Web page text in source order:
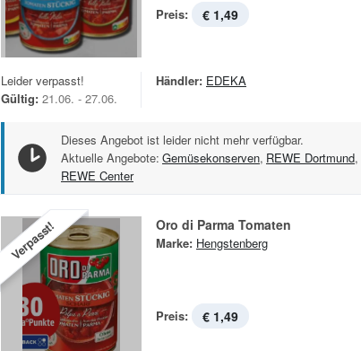
Preis: € 1,49
Leider verpasst!
Gültig: 21.06. - 27.06.
Händler: EDEKA
Dieses Angebot ist leider nicht mehr verfügbar.
Aktuelle Angebote: Gemüsekonserven, REWE Dortmund,
REWE Center
Verpasst! Oro di Parma Tomaten
Marke: Hengstenberg
Preis: € 1,49